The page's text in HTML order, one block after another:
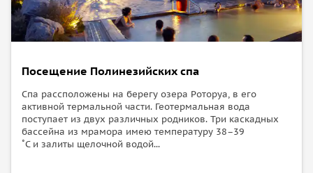
Посещение Полинезийских спа
Спа рассположены на берегу озера Роторуа, в его
активной термальной части. Геотермальная вода
поступает из двух различных родников. Три каскадных
бассейна из мрамора имею температуру 38–39
˚C и залиты щелочной водой...